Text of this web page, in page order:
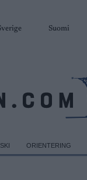
Suomi
ORIENTERING